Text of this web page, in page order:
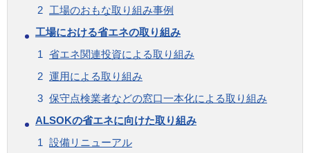
工場のおもな取り組み事例
工場における省エネの取り組み
省エネ関連投資による取り組み
運用による取り組み
保守点検業者などの窓口一本化による取り組み
ALSOKの省エネに向けた取り組み
設備リニューアル